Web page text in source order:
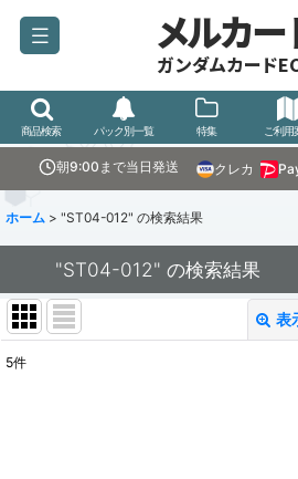
メルカー
ガンダムカード
商品検索 パック別一覧 特集 ご利用
朝9:00まで当日発送 クレカ
ホーム > "ST04-012" の検索結果
"ST04-012" の検索結果
表
5件